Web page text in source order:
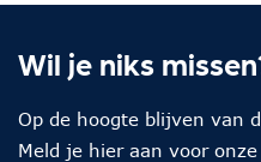
Wil je niks
Op de hoogte blijven van
Meld je hier aan voor